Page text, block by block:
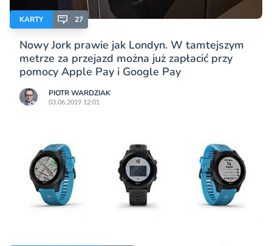
KARTY 27
Nowy Jork prawie jak Londyn. W tamtejszym
metrze za przejazd można już zapłacić przy
pomocy Apple Pay i Google Pay
PIOTR WARDZIAK
03.06.2019 12:01